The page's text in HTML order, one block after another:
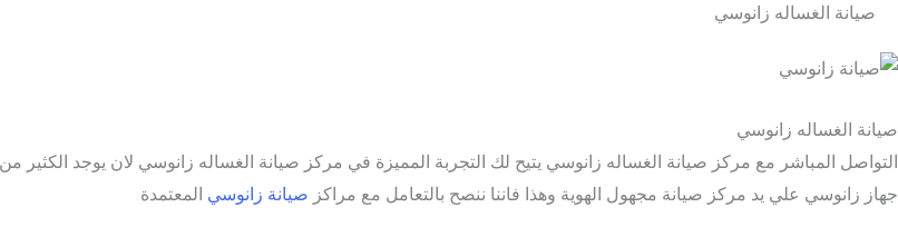
صيانة الغساله زانوسي
صيانة الغساله زانوسي
التواصل المباشر مع مركز صيانة الغساله زانوسي يتيح لك التجربة المميزة في مركز صيانة الغساله زانوسي لان يوجد
جهاز زانوسي علي يد مركز صيانة مجهول الهوية وهذا فاننا ننصح بالتعامل مع مراكز صيانة زانوسي المعتمدة